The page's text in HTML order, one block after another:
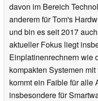
davon im Bereich
anderem für Tom's
und bin es seit 2017
aktueller Fokus liegt
Einplatinenrechnern wie
kompakten Systemen
kommt ein Faible für alle
insbesondere für